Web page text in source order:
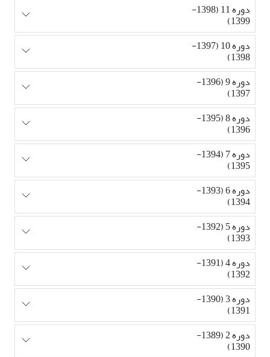
دوره 11 (1398-
1399)
دوره 10 (1397-
1398)
دوره 9 (1396-
1397)
دوره 8 (1395-
1396)
دوره 7 (1394-
1395)
دوره 6 (1393-
1394)
دوره 5 (1392-
1393)
دوره 4 (1391-
1392)
دوره 3 (1390-
1391)
دوره 2 (1389-
1390)